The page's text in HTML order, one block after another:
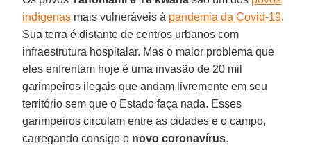
indígenas mais vulneráveis à pandemia da Covid-19.
Sua terra é distante de centros urbanos com
infraestrutura hospitalar. Mas o maior problema que
eles enfrentam hoje é uma invasão de 20 mil
garimpeiros ilegais que andam livremente em seu
território sem que o Estado faça nada. Esses
garimpeiros circulam entre as cidades e o campo,
carregando consigo o novo coronavírus.